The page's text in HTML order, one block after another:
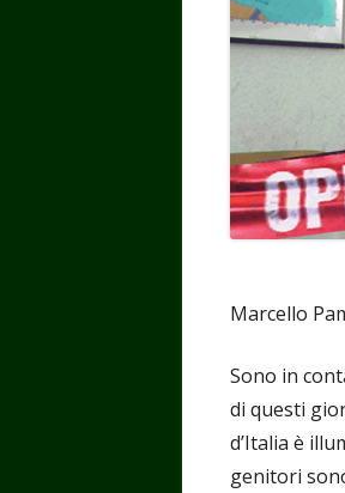
Marcello
Sono in
di questi
d’Italia è
genitori